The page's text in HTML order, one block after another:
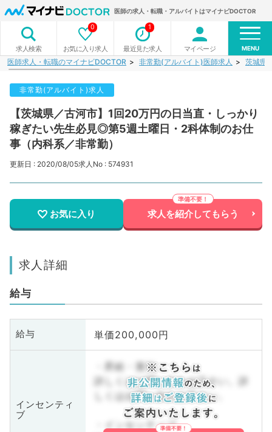
医師の求人・転職・アルバイトはマイナビDOCTOR
求人検索 お気に入り求人
0
最近見た求人
1
マイページ MENU
医師求人・転職のマイナビDOCTOR 非常勤(アルバイト)医師求人 茨城県
非常勤(アルバイト)求人
【茨城県／古河市】1回20万円の日当直・しっかり
稼ぎたい先生必見◎第5週土曜日・2科体制のお仕
事（内科系／非常勤）
更新日 : 2020/08/05求人No : 574931
お気に入り 求人を紹介してもらう
求人詳細
給与
給与 単価200,000円
インセンティ
ブ
・昇給・賞与
詳しくはお問い合わせ下さい。詳
しくはお問い合わせ下さい。
・インセンティブ